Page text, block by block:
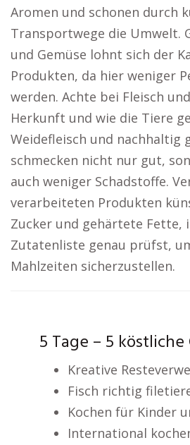
Aromen und schonen durch
Transportwege die Umwelt.
und Gemüse lohnt sich der
Produkten, da hier weniger
werden. Achte bei Fleisch
Herkunft und wie die Tiere
Weidefleisch und nachhaltig
schmecken nicht nur gut,
auch weniger Schadstoffe.
verarbeiteten Produkten
Zucker und gehärtete Fette,
Zutatenliste genau prüfst,
Mahlzeiten sicherzustellen.
5 Tage – 5
Kreative
Fisch richtig
Kochen für Kinder
International